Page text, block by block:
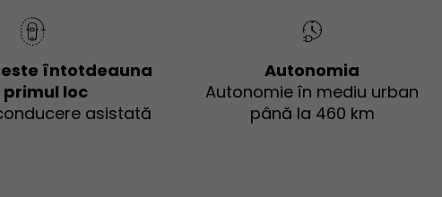
întotdeauna
primul loc
asistată
Autonomia
Autonomie în mediu urban
până la 460 km